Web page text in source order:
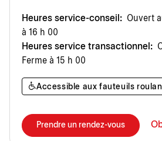
Heures service-conseil: Ouvert
à 16 h 00
Heures service transactionnel:
Ferme à 15 h 00
Accessible aux fauteuils
Prendre un rendez-vous